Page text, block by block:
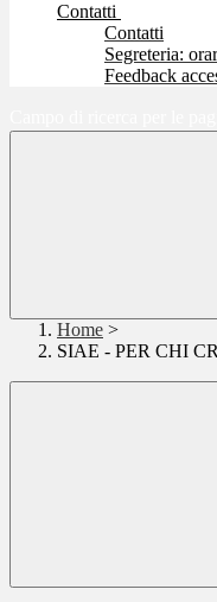
Contatti
Contatti
Segreteria:
Feedback
Home >
SIAE - PER CHI